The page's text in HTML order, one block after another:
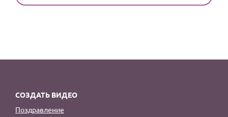
СОЗДАТЬ ВИДЕО
Поздравление